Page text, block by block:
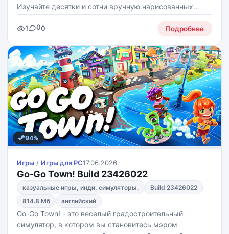
Изучайте десятки и сотни вручную нарисованных
карточек, находите ошибки, сверяйтесь с
подсказками и определяйте их стоимость, а подделки
1 00 Подробнее
94%
Игры / Игры для PС17.06.2026
Go-Go Town! Build 23426022
казуальные игры, инди, симуляторы,
Build 23426022
814.8 Мб
английский
Go-Go Town! - это веселый градостроительный
симулятор, в котором вы становитесь мэром